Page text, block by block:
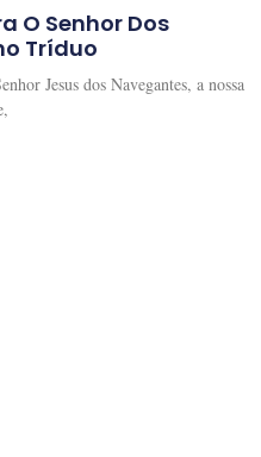
O Senhor Dos
Tríduo
Jesus dos Navegantes, a nossa